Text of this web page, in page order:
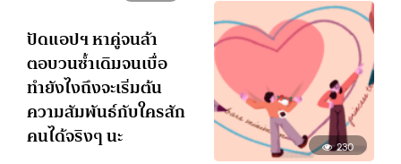
ปัดแอปฯ หาคู่จนล้า
ตอบวนซ้ำเดิมจนเบื่อ
ทำยังไงถึงจะเริ่มต้น
ความสัมพันธ์กับใครสัก
คนได้จริงๆ นะ
230